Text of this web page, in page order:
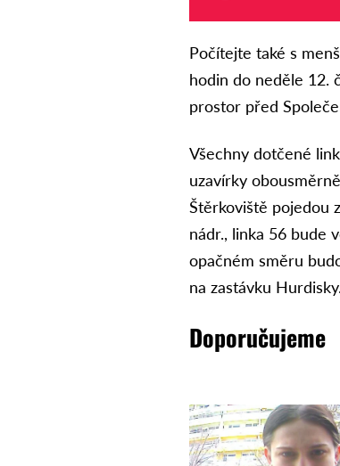
Počítejte také s
hodin do neděle 12.
prostor před
Všechny dotčené
uzavírky
Štěrkoviště pojedou
nádr., linka 56 bude
opačném směru
na zastávku Hurdisky.
Doporučujeme